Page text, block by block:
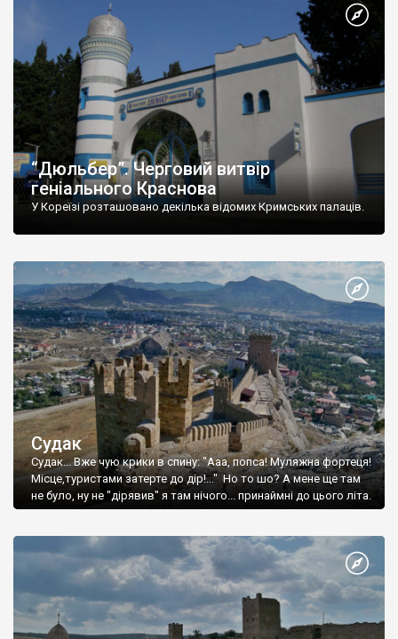
“Дюльбер”. Черговий витвір
геніального Краснова
У Кореїзі розташовано декілька відомих Кримських палаців.
Судак
Судак... Вже чую крики в спину: "Ааа, попса! Муляжна фортеця!
Місце,туристами затерте до дір!..." Но то шо? А мене ще там
не було, ну не "дірявив" я там нічого... принаймні до цього літа.